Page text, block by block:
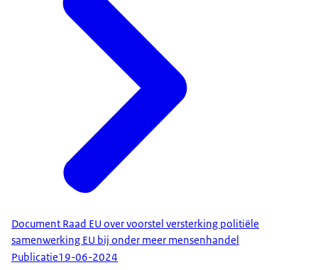
Document Raad EU over voorstel versterking politiële
samenwerking EU bij onder meer mensenhandel
Publicatie19-06-2024